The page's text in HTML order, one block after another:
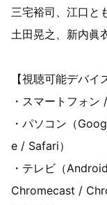
三宅裕司、江口と
土田晃之、新内
【視聴可能デバイ
・スマートフォン
・パソコン（
e / Safari）
・テレビ（
Chromecast /